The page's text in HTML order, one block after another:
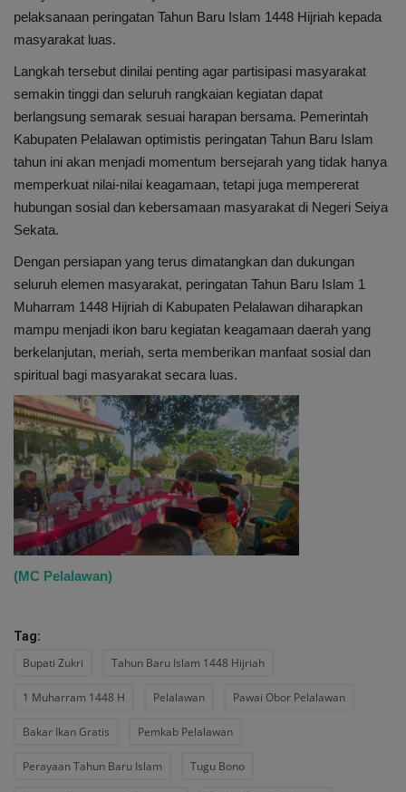
pelaksanaan peringatan Tahun Baru Islam 1448 Hijriah kepada
masyarakat luas.
Langkah tersebut dinilai penting agar partisipasi masyarakat
semakin tinggi dan seluruh rangkaian kegiatan dapat
berlangsung semarak sesuai harapan bersama. Pemerintah
Kabupaten Pelalawan optimistis peringatan Tahun Baru Islam
tahun ini akan menjadi momentum bersejarah yang tidak hanya
memperkuat nilai-nilai keagamaan, tetapi juga mempererat
hubungan sosial dan kebersamaan masyarakat di Negeri Seiya
Sekata.
Dengan persiapan yang terus dimatangkan dan dukungan
seluruh elemen masyarakat, peringatan Tahun Baru Islam 1
Muharram 1448 Hijriah di Kabupaten Pelalawan diharapkan
mampu menjadi ikon baru kegiatan keagamaan daerah yang
berkelanjutan, meriah, serta memberikan manfaat sosial dan
spiritual bagi masyarakat secara luas.
(MC Pelalawan)
Tag:
Bupati Zukri Tahun Baru Islam 1448 Hijriah
1 Muharram 1448 H Pelalawan Pawai Obor Pelalawan
Bakar Ikan Gratis Pemkab Pelalawan
Perayaan Tahun Baru Islam Tugu Bono